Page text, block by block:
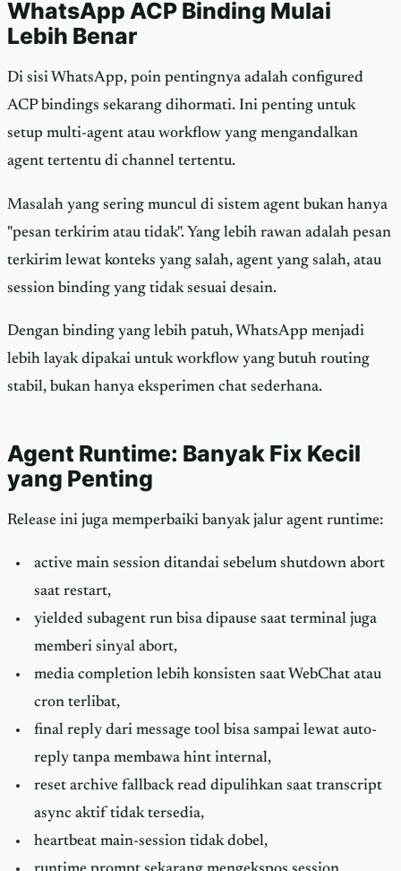
WhatsApp ACP Binding Mulai
Lebih Benar
Di sisi WhatsApp, poin pentingnya adalah configured
ACP bindings sekarang dihormati. Ini penting untuk
setup multi-agent atau workflow yang mengandalkan
agent tertentu di channel tertentu.
Masalah yang sering muncul di sistem agent bukan hanya
"pesan terkirim atau tidak". Yang lebih rawan adalah pesan
terkirim lewat konteks yang salah, agent yang salah, atau
session binding yang tidak sesuai desain.
Dengan binding yang lebih patuh, WhatsApp menjadi
lebih layak dipakai untuk workflow yang butuh routing
stabil, bukan hanya eksperimen chat sederhana.
Agent Runtime: Banyak Fix Kecil
yang Penting
Release ini juga memperbaiki banyak jalur agent runtime:
active main session ditandai sebelum shutdown abort
saat restart,
yielded subagent run bisa dipause saat terminal juga
memberi sinyal abort,
media completion lebih konsisten saat WebChat atau
cron terlibat,
final reply dari message tool bisa sampai lewat auto-
reply tanpa membawa hint internal,
reset archive fallback read dipulihkan saat transcript
async aktif tidak tersedia,
heartbeat main-session tidak dobel,